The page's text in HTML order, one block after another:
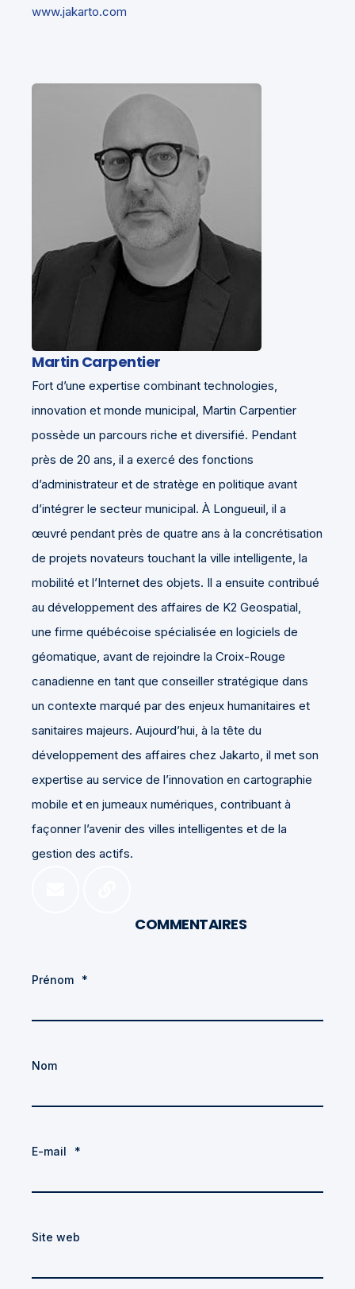
www.jakarto.com
Martin Carpentier
Fort d’une expertise combinant technologies,
innovation et monde municipal, Martin Carpentier
possède un parcours riche et diversifié. Pendant
près de 20 ans, il a exercé des fonctions
d’administrateur et de stratège en politique avant
d’intégrer le secteur municipal. À Longueuil, il a
œuvré pendant près de quatre ans à la concrétisation
de projets novateurs touchant la ville intelligente, la
mobilité et l’Internet des objets. Il a ensuite contribué
au développement des affaires de K2 Geospatial,
une firme québécoise spécialisée en logiciels de
géomatique, avant de rejoindre la Croix-Rouge
canadienne en tant que conseiller stratégique dans
un contexte marqué par des enjeux humanitaires et
sanitaires majeurs. Aujourd’hui, à la tête du
développement des affaires chez Jakarto, il met son
expertise au service de l’innovation en cartographie
mobile et en jumeaux numériques, contribuant à
façonner l’avenir des villes intelligentes et de la
gestion des actifs.
COMMENTAIRES
Prénom *
Nom
E-mail *
Site web